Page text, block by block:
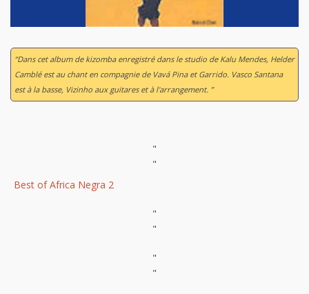
“Dans cet album de kizomba enregistré dans le studio de Kalu Mendes, Helder
Camblé est au chant en compagnie de Vavá Pina et Garrido. Vasco Santana
est à la basse, Vizinho aux guitares et à l'arrangement. ”
"
"
Best of Africa Negra 2
"
"
"
"